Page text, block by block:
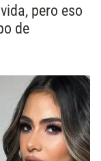
pero eso
de